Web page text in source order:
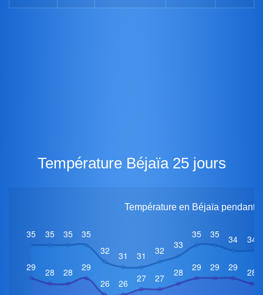
Température Béjaïa 25 jours
Température en Béjaïa pendant